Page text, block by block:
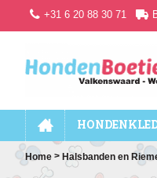
+31 6 20 88 30 71
Home > Halsbanden en